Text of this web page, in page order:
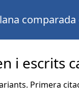
i escrits
Primera